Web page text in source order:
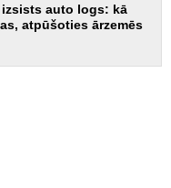
auto logs: kā
atpūšoties ārzemēs